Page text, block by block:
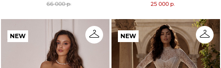
66 000 р. 25 000 р.
NEW NEW